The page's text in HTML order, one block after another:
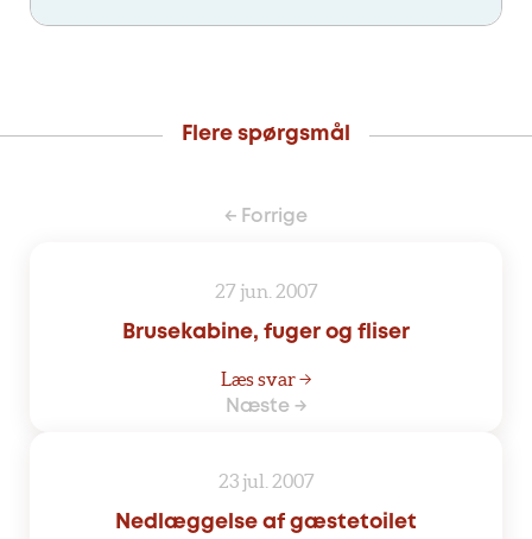
Flere spørgsmål
← Forrige
27 jun. 2007
Brusekabine, fuger og fliser
Læs svar →
Næste →
23 jul. 2007
Nedlæggelse af gæstetoilet